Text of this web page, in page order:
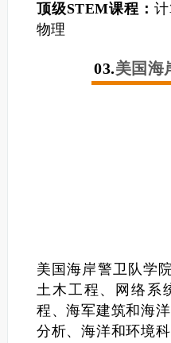
顶级STEM课程：
物理
03.美国海
美国海岸警卫队学
土木工程、网络系
程、海军建筑和海
分析、海洋和环境